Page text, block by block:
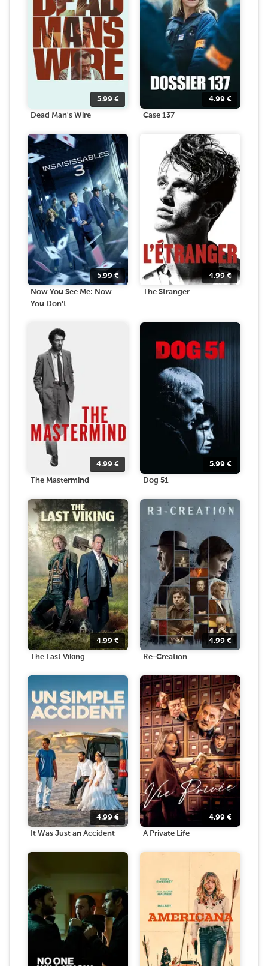
5.99 €
Dead Man's Wire
4.99 €
Case 137
5.99€
Now You See Me: Now
You Don't
4.99€
The Stranger
4.99 €
The Mastermind
5.99 €
Dog 51
4.99 €
The Last Viking
4.99 €
Re-Creation
4.99 €
It Was Just an Accident
4.99 €
A Private Life